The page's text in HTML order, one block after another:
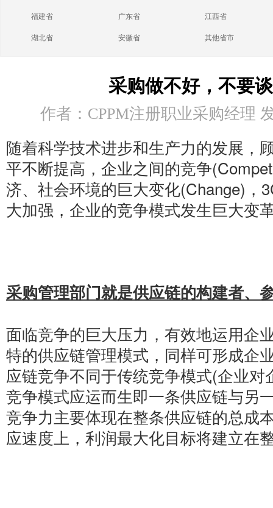
福建省 广东省 江西省
湖北省 安徽省 其他省市
采购做不好，不要
作者：CPPM注册职业采购经理
随着科学技术进步和生产力的发展，
平不断提高，企业之间的竞争
济、社会环境的巨大变化(Change)，
大加强，企业的竞争模式发生巨大变
采购管理部门就是供应链的构建者、
面临竞争的巨大压力，有效地运用企
特的供应链管理模式，同样可形成企
应链竞争不同于传统竞争模式(企业
竞争模式应运而生即一条供应链与另
竞争力主要体现在整条供应链的总成
应速度上，利润最大化目标将建立在